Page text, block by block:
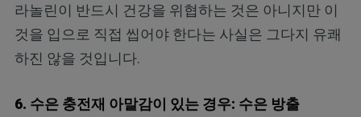
라놀린이 반드시 건강을 위협하는 것은 아니지만 이
것을 입으로 직접 씹어야 한다는 사실은 그다지 유쾌
하진 않을 것입니다.
6. 수은 충전재 아말감이 있는 경우: 수은 방출